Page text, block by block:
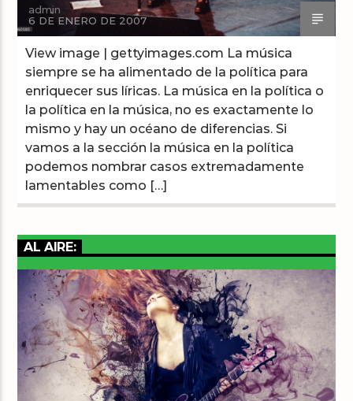
Arts And Music Radio
admin
6 DE ENERO DE 2007
View image | gettyimages.com La música
siempre se ha alimentado de la política para
enriquecer sus líricas. La música en la política o
la política en la música, no es exactamente lo
mismo y hay un océano de diferencias. Si
vamos a la sección la música en la política
podemos nombrar casos extremadamente
lamentables como […]
AL AIRE: